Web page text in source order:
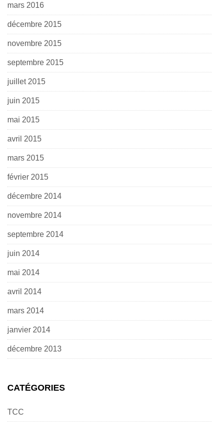
mars 2016
décembre 2015
novembre 2015
septembre 2015
juillet 2015
juin 2015
mai 2015
avril 2015
mars 2015
février 2015
décembre 2014
novembre 2014
septembre 2014
juin 2014
mai 2014
avril 2014
mars 2014
janvier 2014
décembre 2013
CATÉGORIES
TCC